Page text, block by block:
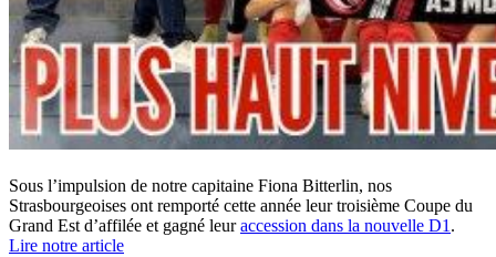
Sous l’impulsion de notre capitaine Fiona Bitterlin, nos
Strasbourgeoises ont remporté cette année leur troisième Coupe du
Grand Est d’affilée et gagné leuraccession dans la nouvelle D1 .
Lire notre article